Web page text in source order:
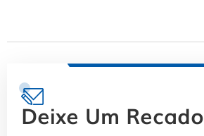
Deixe Um Recado